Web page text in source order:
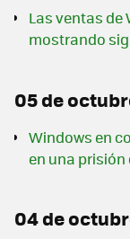
Las ventas
mostrando
05 de
Windows en
en una prisión
04 de